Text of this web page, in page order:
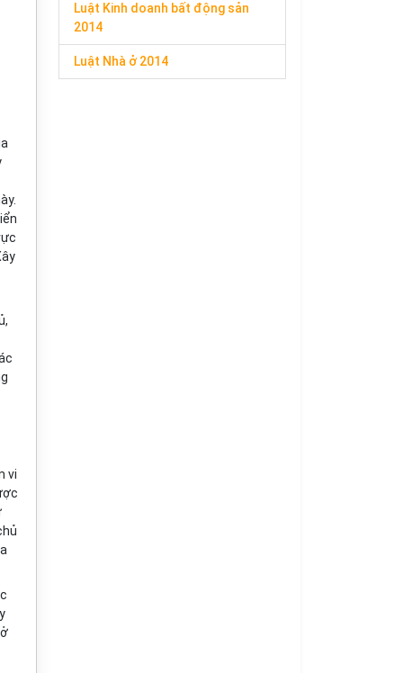
vi
Luật Kinh doanh bất động sản
2014
Luật Nhà ở 2014